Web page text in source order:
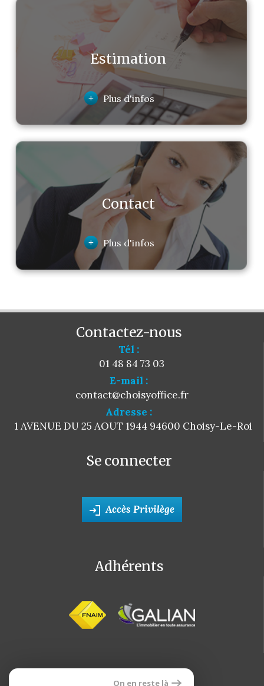
Estimation
+ Plus d'infos
Contact
+ Plus d'infos
Contactez-nous
Tél :
01 48 84 73 03
E-mail :
contact@choisyoffice.fr
Adresse :
1 AVENUE DU 25 AOUT 1944 94600 Choisy-Le-Roi
Se connecter
Accès Privilège
Adhérents
On en reste là